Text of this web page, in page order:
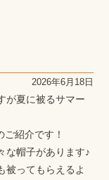
2026年6月18日
が夏に被るサマー
ご紹介です！
な帽子があります♪
被ってもらえるよ